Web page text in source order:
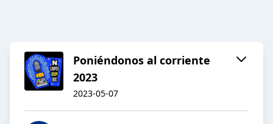
Poniéndonos al corriente
2023
2023-05-07